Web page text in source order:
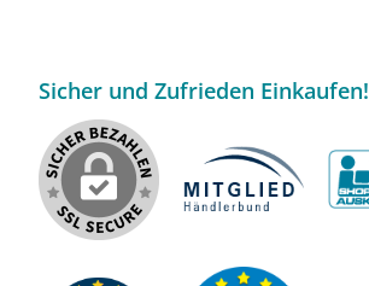
Sicher und Zufrieden Einkaufen!